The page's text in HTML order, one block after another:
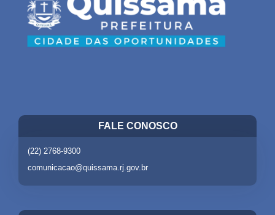
FALE CONOSCO
(22) 2768-9300
comunicacao@quissama.rj.gov.br